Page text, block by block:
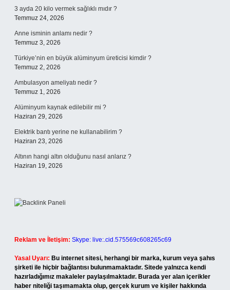
3 ayda 20 kilo vermek sağlıklı mıdır ?
Temmuz 24, 2026
Anne isminin anlamı nedir ?
Temmuz 3, 2026
Türkiye’nin en büyük alüminyum üreticisi kimdir ?
Temmuz 2, 2026
Ambulasyon ameliyatı nedir ?
Temmuz 1, 2026
Alüminyum kaynak edilebilir mi ?
Haziran 29, 2026
Elektrik bantı yerine ne kullanabilirim ?
Haziran 23, 2026
Altının hangi altın olduğunu nasıl anlarız ?
Haziran 19, 2026
Reklam ve İletişim: Skype: live:.cid.575569c608265c69
Yasal Uyarı: Bu internet sitesi, herhangi bir marka, kurum veya şahıs
şirketi ile hiçbir bağlantısı bulunmamaktadır. Sitede yalnızca kendi
hazırladığımız makaleler paylaşılmaktadır. Burada yer alan içerikler
haber niteliği taşımamakta olup, gerçek kurum ve kişiler hakkında